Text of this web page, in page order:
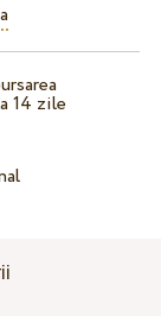
14 zile